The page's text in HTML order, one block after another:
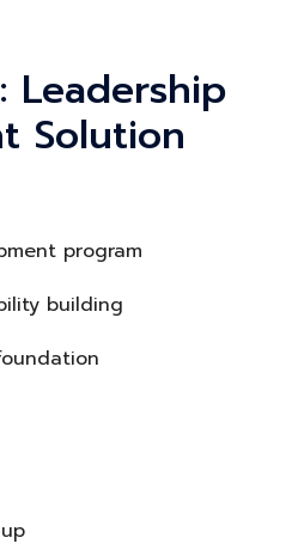
Leadership
Solution
program
building